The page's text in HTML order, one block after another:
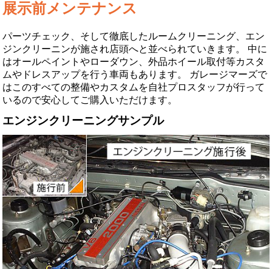
展示前メンテナンス
パーツチェック、そして徹底したルームクリーニング、エン
ジンクリーニンが施され店頭へと並べられていきます。 中に
はオールペイントやローダウン、外品ホイール取付等カスタ
ムやドレスアップを行う車両もあります。 ガレージマーズで
はこのすべての整備やカスタムを自社プロスタッフが行って
いるので安心してご購入いただけます。
エンジンクリーニングサンプル